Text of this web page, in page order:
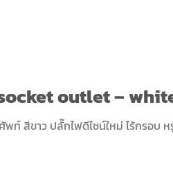
outlet –
พท์ สีขาว ปลั๊กไฟดีไซน์ใหม่ ไร้กรอบ